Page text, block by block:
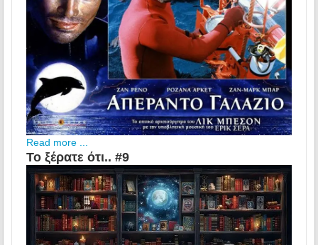
Read more ...
Το ξέρατε ότι.. #9